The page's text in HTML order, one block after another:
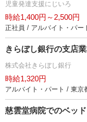
児童発達支援にじいろ
時給1,400円～2,500円
正社員 / アルバイト・パー
きらぼし銀行の支店
株式会社きらぼし銀行
時給1,320円
アルバイト・パート / 東京
慈雲堂病院でのベッ